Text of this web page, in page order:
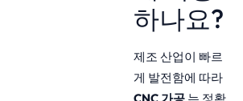
하나요?
제조 산업이 빠르
게 발전함에 따라